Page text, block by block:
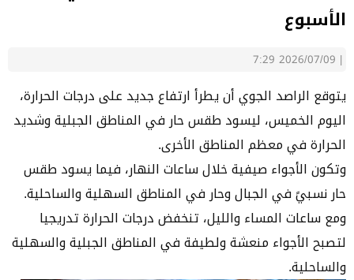
الأسبوع
|
2026/07/09 7:29
يتوقع الراصد الجوي أن يطرأ ارتفاع جديد على درجات الحرارة،
اليوم الخميس، ليسود طقس حار في المناطق الجبلية وشديد
الحرارة في معظم المناطق الأخرى.
وتكون الأجواء صيفية خلال ساعات النهار، فيما يسود طقس
حار نسبيً في الجبال وحار في المناطق السهلية والساحلية.
ومع ساعات المساء والليل، تنخفض درجات الحرارة تدريجيا
لتصبح الأجواء منعشة ولطيفة في المناطق الجبلية والسهلية
والساحلية.